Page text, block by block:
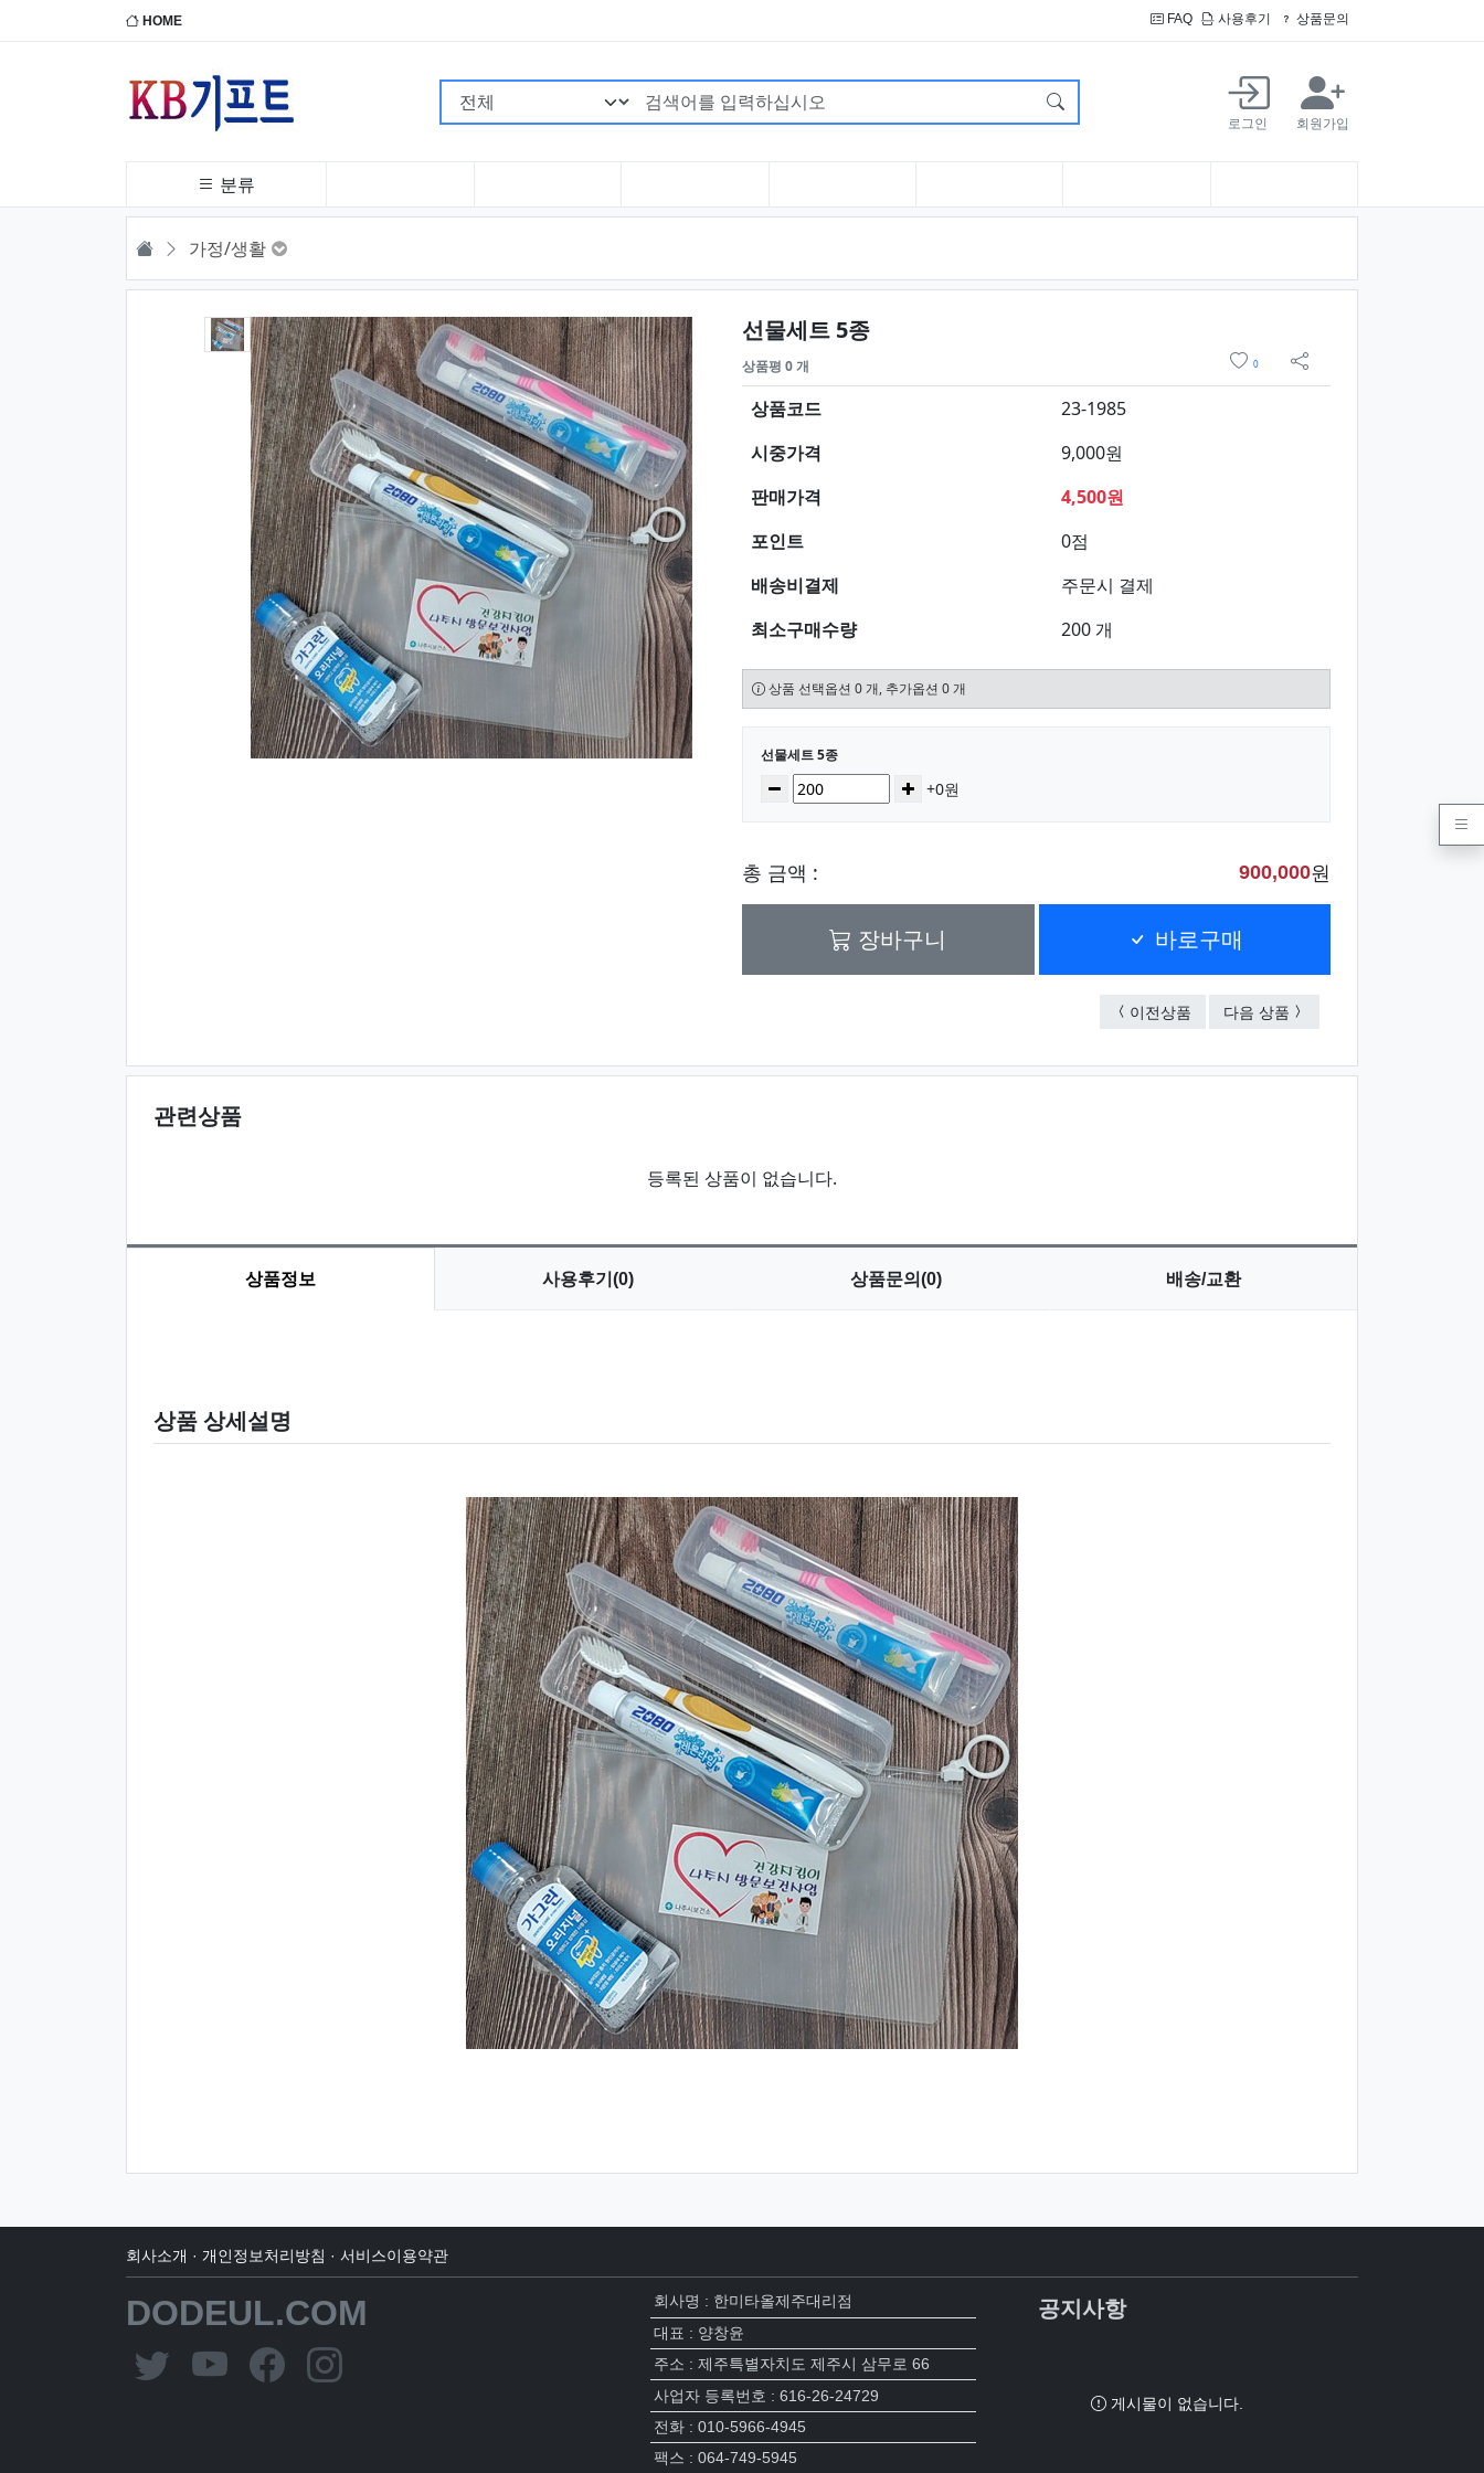
HOME FAQ 사용후기 상품문의
검색어 필수
로그인 회원가입
분류
HOME 가정/생활
1번째 이미지 새창 선물세트 5종요약정보 및 구매
상품평 0 개 0
sns 공유
상품코드
23-1985
시중가격
9,000원
판매가격
4,500원
포인트
0점
배송비결제
주문시 결제
최소구매수량
200 개
상품 선택옵션 0 개, 추가옵션 0 개
선택된 옵션
선물세트 5종
수량감소 증가+0원
총 금액 : 900,000원
장바구니 바로구매
이전상품 선물세트 5종
다음 상품 선물세트 5종
관련상품
등록된 상품이 없습니다.
상품정보 사용후기(0) 상품문의(0) 배송/교환
상품 상세설명
회사소개 · 개인정보처리방침 · 서비스이용약관
DODEUL.COM
회사명 : 한미타올제주대리점
대표 : 양창윤
주소 : 제주특별자치도 제주시 삼무로 66
사업자 등록번호 : 616-26-24729
전화 : 010-5966-4945
팩스 : 064-749-5945
공지사항
게시물이 없습니다.